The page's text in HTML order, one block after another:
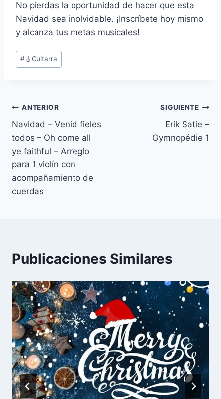
No pierdas la oportunidad de hacer que esta
Navidad sea inolvidable. ¡Inscríbete hoy mismo
y alcanza tus metas musicales!
Etiquetas
de
#🎸Guitarra
Navegación
de
entradas
ANTERIOR
Navidad – Venid fieles
todos – Oh come all
ye faithful – Arreglo
para 1 violín con
acompañamiento de
cuerdas
SIGUIENTE
Erik Satie –
Gymnopédie 1
Publicaciones Similares